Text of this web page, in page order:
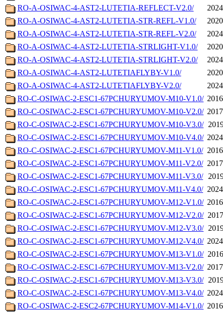
RO-A-OSIWAC-4-AST2-LUTETIA-REFLECT-V2.0/
RO-A-OSIWAC-4-AST2-LUTETIA-STR-REFL-V1.0/
RO-A-OSIWAC-4-AST2-LUTETIA-STR-REFL-V2.0/
RO-A-OSIWAC-4-AST2-LUTETIA-STRLIGHT-V1.0/
RO-A-OSIWAC-4-AST2-LUTETIA-STRLIGHT-V2.0/
RO-A-OSIWAC-4-AST2-LUTETIAFLYBY-V1.0/
RO-A-OSIWAC-4-AST2-LUTETIAFLYBY-V2.0/
RO-C-OSIWAC-2-ESC1-67PCHURYUMOV-M10-V1.0/
RO-C-OSIWAC-2-ESC1-67PCHURYUMOV-M10-V2.0/
RO-C-OSIWAC-2-ESC1-67PCHURYUMOV-M10-V3.0/
RO-C-OSIWAC-2-ESC1-67PCHURYUMOV-M10-V4.0/
RO-C-OSIWAC-2-ESC1-67PCHURYUMOV-M11-V1.0/
RO-C-OSIWAC-2-ESC1-67PCHURYUMOV-M11-V2.0/
RO-C-OSIWAC-2-ESC1-67PCHURYUMOV-M11-V3.0/
RO-C-OSIWAC-2-ESC1-67PCHURYUMOV-M11-V4.0/
RO-C-OSIWAC-2-ESC1-67PCHURYUMOV-M12-V1.0/
RO-C-OSIWAC-2-ESC1-67PCHURYUMOV-M12-V2.0/
RO-C-OSIWAC-2-ESC1-67PCHURYUMOV-M12-V3.0/
RO-C-OSIWAC-2-ESC1-67PCHURYUMOV-M12-V4.0/
RO-C-OSIWAC-2-ESC1-67PCHURYUMOV-M13-V1.0/
RO-C-OSIWAC-2-ESC1-67PCHURYUMOV-M13-V2.0/
RO-C-OSIWAC-2-ESC1-67PCHURYUMOV-M13-V3.0/
RO-C-OSIWAC-2-ESC1-67PCHURYUMOV-M13-V4.0/
RO-C-OSIWAC-2-ESC2-67PCHURYUMOV-M14-V1.0/